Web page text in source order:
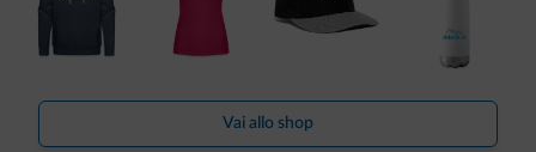
Vai allo shop